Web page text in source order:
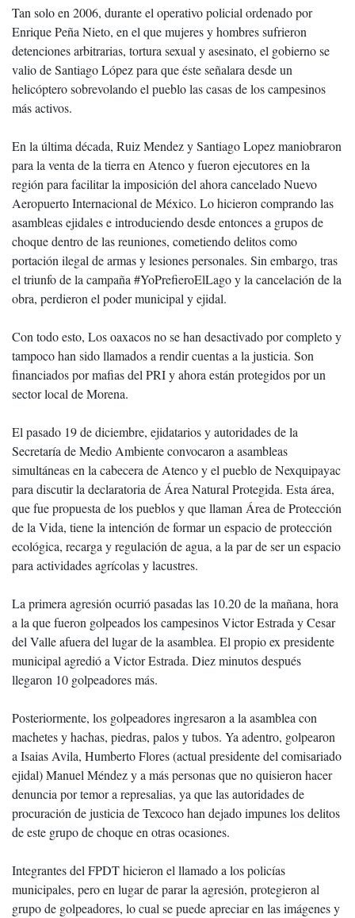
Tan solo en 2006, durante el operativo policial ordenado por
Enrique Peña Nieto, en el que mujeres y hombres sufrieron
detenciones arbitrarias, tortura sexual y asesinato, el gobierno se
valio de Santiago López para que éste señalara desde un
helicóptero sobrevolando el pueblo las casas de los campesinos
más activos.
En la última década, Ruiz Mendez y Santiago Lopez maniobraron
para la venta de la tierra en Atenco y fueron ejecutores en la
región para facilitar la imposición del ahora cancelado Nuevo
Aeropuerto Internacional de México. Lo hicieron comprando las
asambleas ejidales e introduciendo desde entonces a grupos de
choque dentro de las reuniones, cometiendo delitos como
portación ilegal de armas y lesiones personales. Sin embargo, tras
el triunfo de la campaña #YoPrefieroElLago y la cancelación de la
obra, perdieron el poder municipal y ejidal.
Con todo esto, Los oaxacos no se han desactivado por completo y
tampoco han sido llamados a rendir cuentas a la justicia. Son
financiados por mafias del PRI y ahora están protegidos por un
sector local de Morena.
El pasado 19 de diciembre, ejidatarios y autoridades de la
Secretaría de Medio Ambiente convocaron a asambleas
simultáneas en la cabecera de Atenco y el pueblo de Nexquipayac
para discutir la declaratoria de Área Natural Protegida. Esta área,
que fue propuesta de los pueblos y que llaman Área de Protección
de la Vida, tiene la intención de formar un espacio de protección
ecológica, recarga y regulación de agua, a la par de ser un espacio
para actividades agrícolas y lacustres.
La primera agresión ocurrió pasadas las 10.20 de la mañana, hora
a la que fueron golpeados los campesinos Victor Estrada y Cesar
del Valle afuera del lugar de la asamblea. El propio ex presidente
municipal agredió a Victor Estrada. Diez minutos después
llegaron 10 golpeadores más.
Posteriormente, los golpeadores ingresaron a la asamblea con
machetes y hachas, piedras, palos y tubos. Ya adentro, golpearon
a Isaias Avila, Humberto Flores (actual presidente del comisariado
ejidal) Manuel Méndez y a más personas que no quisieron hacer
denuncia por temor a represalias, ya que las autoridades de
procuración de justicia de Texcoco han dejado impunes los delitos
de este grupo de choque en otras ocasiones.
Integrantes del FPDT hicieron el llamado a los policías
municipales, pero en lugar de parar la agresión, protegieron al
grupo de golpeadores, lo cual se puede apreciar en las imágenes y